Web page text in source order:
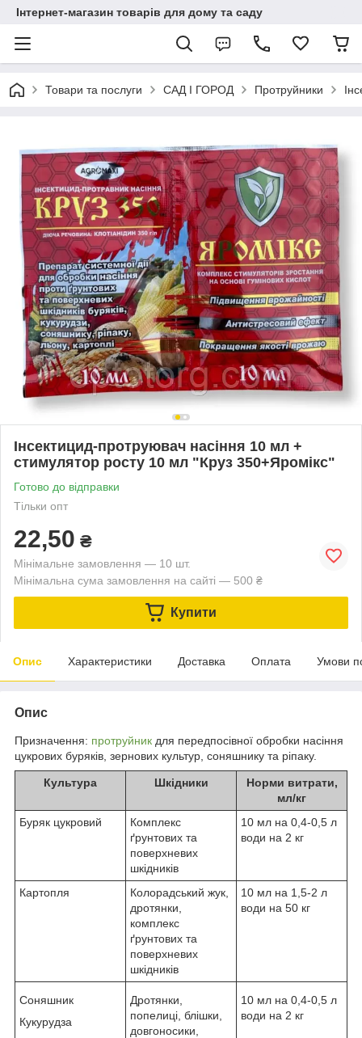
Інтернет-магазин товарів для дому та саду
Товари та послуги САД І ГОРОД Протруйники
Інсектицид-протруювач насіння 10 мл +
стимулятор росту 10 мл "Круз 350+Яромікс"
Готово до відправки
Тільки опт
22,50 ₴
Мінімальне замовлення — 10 шт.
Мінімальна сума замовлення на сайті — 500 ₴
Купити
Опис Характеристики Доставка Оплата Умови
Опис
Призначення: протруйник для передпосівної обробки насіння
цукрових буряків, зернових культур, соняшнику та ріпаку.
Культура Шкідники
Норми витрати,
мл/кг
Буряк цукровий
Комплекс
ґрунтових та
поверхневих
шкідників
10 мл на 0,4-0,5 л
води на 2 кг
Картопля
Колорадський жук,
дротянки,
комплекс
ґрунтових та
поверхневих
шкідників
10 мл на 1,5-2 л
води на 50 кг
Соняшник
Кукурудза
Дротянки,
попелиці, блішки,
довгоносики,
10 мл на 0,4-0,5 л
води на 2 кг